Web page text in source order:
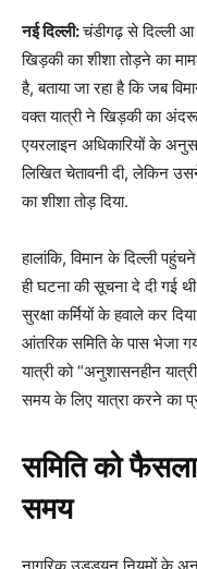
नई दिल्ली:चंडीगढ़ से दिल्ली आ
खिड़की का शीशा तोड़ने का
है, बताया जा रहा है कि जब
वक्त यात्री ने खिड़की का
एयरलाइन अधिकारियों के
लिखित चेतावनी दी, लेकिन
का शीशा तोड़ दिया.
हालांकि, विमान के दिल्ली
ही घटना की सूचना दे दी गई
सुरक्षा कर्मियों के हवाले कर
आंतरिक समिति के पास भेजा
यात्री को “अनुशासनहीन
समय के लिए यात्रा करने का
समिति को
समय